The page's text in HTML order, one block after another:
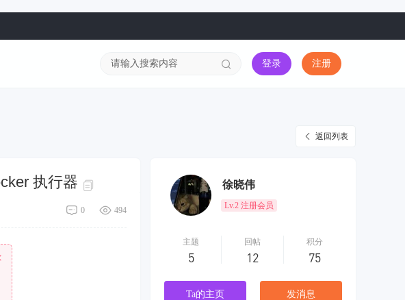
登录 注册
返回列表
执行器
494
0
徐晓伟
Lv.2 注册会员
主题
5
回帖
12
积分
75
Ta的主页 发消息